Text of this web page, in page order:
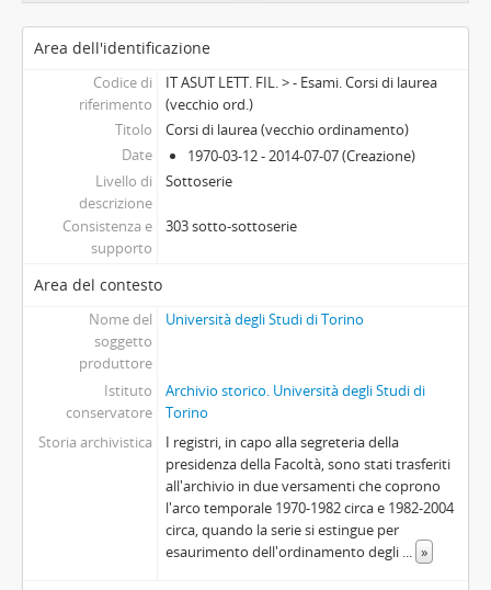
[Sub-fondo] Facoltà di Lingue e letterature straniere, 1997 - 2007
[Sub-fondo] Facoltà di Magistero, 1946 - 1970
[Sub-fondo] Facoltà di Medicina e chirurgia, 1946-01-01 -
[Sub-fondo] Facoltà di Medicina veterinaria
[Sub-fondo] Facoltà di Scienze della Formazione
[Sub-fondo] Facoltà di Scienze matematiche, fisiche e naturali, 1946 -
[Sub-fondo] Facoltà di Scienze politiche
[Sub-fondo] Scuole interfacoltà di Criminologia, Antropologia criminale, Diritto penale, 1929 - 1935
[Sub-fondo] Comitato Studentesco Universitario Interfacoltà - C.S.U.I., 1946-1968
[Sub-fondo] Dottorati di ricerca
[Fondo] Centri
[Fondo] Università degli Studi di Torino (1984-), 1984-01-01 -
[Raccolta] Dispense dei corsi universitari, 1906 - 1971
Area dell'identificazione
Codice di
riferimento
IT ASUT LETT. FIL. > - Esami. Corsi di laurea
(vecchio ord.)
Titolo
Corsi di laurea (vecchio ordinamento)
Date
1970-03-12 - 2014-07-07 (Creazione)
Livello di
descrizione
Sottoserie
Consistenza e
supporto
303 sotto-sottoserie
Area del contesto
Nome del
soggetto
produttore
Università degli Studi di Torino
Istituto
conservatore
Archivio storico. Università degli Studi di
Torino
Storia archivistica
I registri, in capo alla segreteria della
presidenza della Facoltà, sono stati trasferiti
all'archivio in due versamenti che coprono
l'arco temporale 1970-1982 circa e 1982-2004
circa, quando la serie si estingue per
esaurimento dell'ordinamento degli ... »